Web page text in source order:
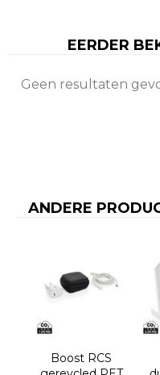
EERDER
Geen resultaten
ANDERE
Boost RCS